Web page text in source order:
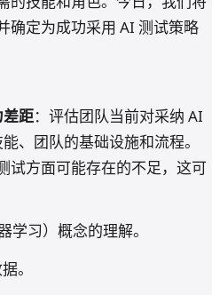
确定为成功采用 AI 测试策略
距：评估团队当前对采纳 AI
、团队的基础设施和流程。
试方面可能存在的不足，这可
学习）概念的理解。
。